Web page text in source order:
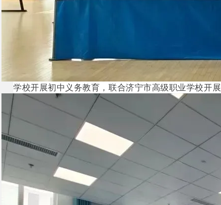
学校开展初中义务教育，联合济宁市高级职业学校开